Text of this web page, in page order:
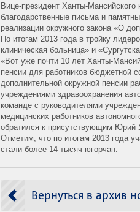
Вице-президент Ханты-
благодарственные письма и
реализации окружного закона «О
По итогам 2013 года в тройку
клиническая больница» и
«Вот уже почти 10 лет Ханты-
пенсии для работников бюджетной
дополнительной окружной пенсии
учреждениями здравоохранения
команде с руководителями
медицинских работников
обратился к присутствующим Юрий
Отметим, что по итогам 2013 года
стали более 14 тысяч югорчан.
Вернуться в архив